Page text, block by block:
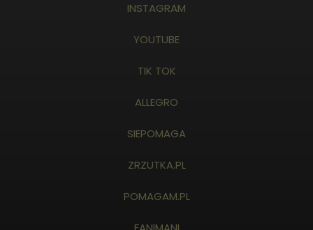
INSTAGRAM
YOUTUBE
TIK TOK
ALLEGRO
SIEPOMAGA
ZRZUTKA.PL
POMAGAM.PL